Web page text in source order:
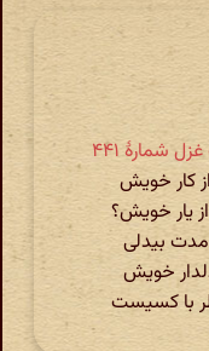
شمارهٔ ۴۴۱
کار خویش
یار خویش؟
بیدلی
خویش
با کسیست